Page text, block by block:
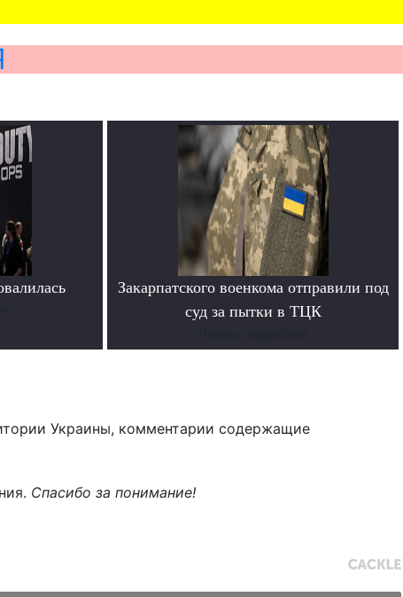
Закарпатского военкома отправили под
суд за пытки в ТЦК
Украины, комментарии содержащие
Спасибо за понимание!